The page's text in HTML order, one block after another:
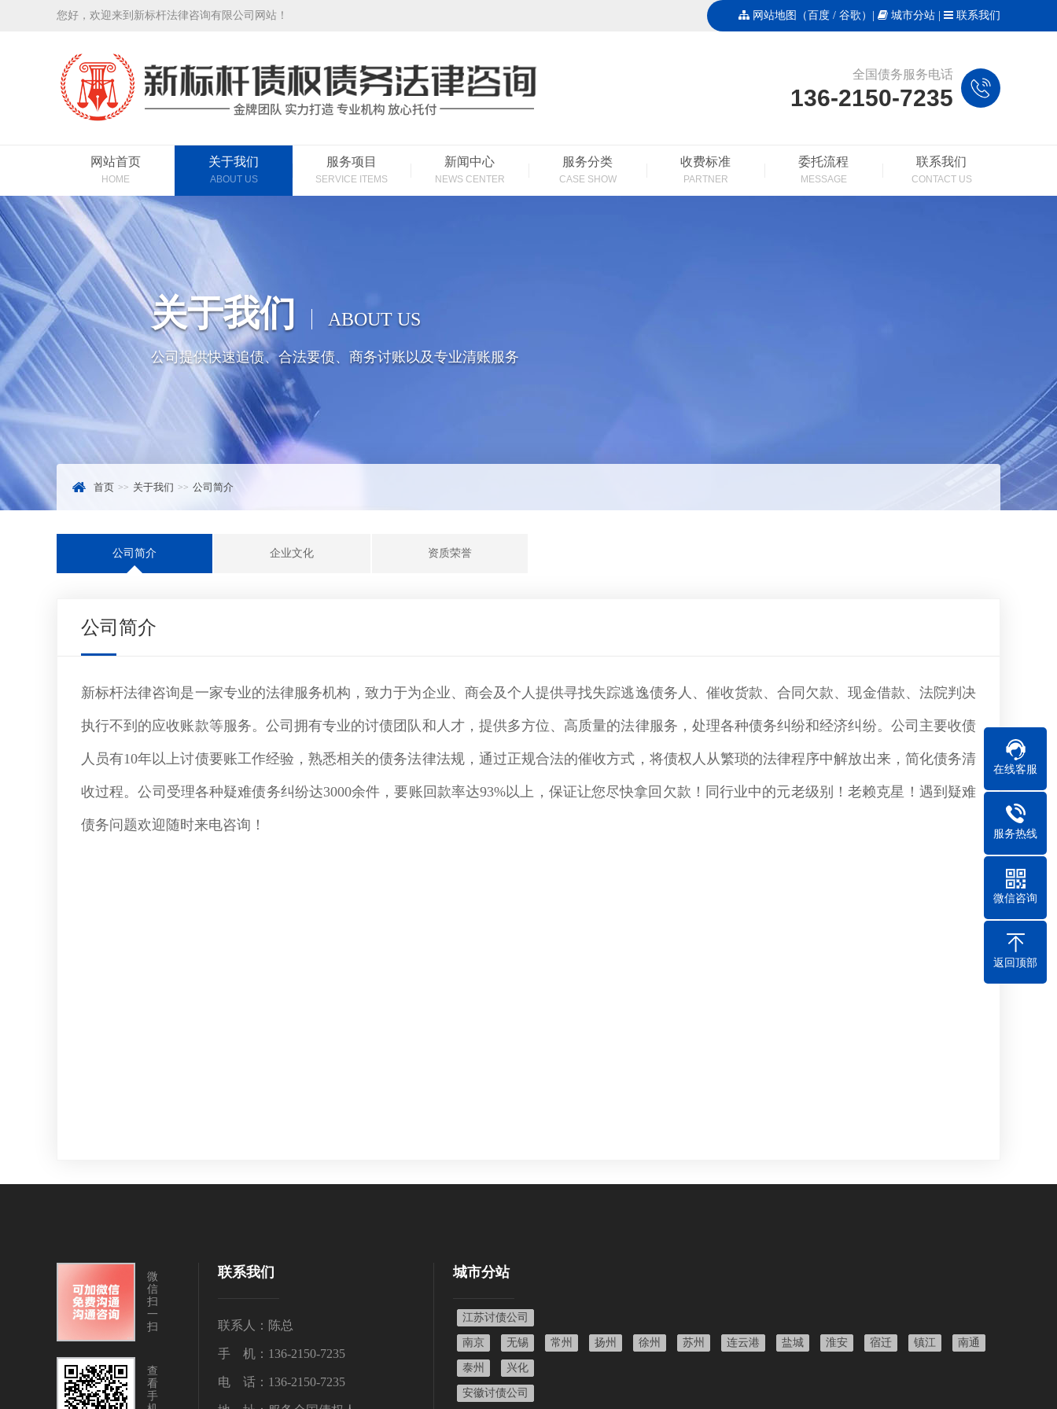
您好，欢迎来到新标杆法律咨询有限公司网站！ 网站地图 （百度 / 谷歌 ）| 城市分站 联系我们
全国债务服务电话
136-2150-7235
网站首页
HOME
关于我们
ABOUT US
服务项目
SERVICE ITEMS
新闻中心
NEWS CENTER
服务分类
CASE SHOW
收费标准
PARTNER
委托流程
MESSAGE
联系我们
CONTACT US
关于我们 ABOUT US
公司提供快速追债、合法要债、商务讨账以及专业清账服务
首页 关于我们 公司简介
公司简介 企业文化 资质荣誉
公司简介
新标杆法律咨询是一家专业的法律服务机构，致力于为企业、商会及个人提供寻找失踪逃逸债务人、催收货款、合同欠款、现金借款、法院判决
执行不到的应收账款等服务。公司拥有专业的讨债团队和人才，提供多方位、高质量的法律服务，处理各种债务纠纷和经济纠纷。公司主要收债
人员有10年以上讨债要账工作经验，熟悉相关的债务法律法规，通过正规合法的催收方式，将债权人从繁琐的法律程序中解放出来，简化债务清
收过程。公司受理各种疑难债务纠纷达3000余件，要账回款率达93%以上，保证让您尽快拿回欠款！同行业中的元老级别！老赖克星！遇到疑难
债务问题欢迎随时来电咨询！
微
信
扫
一
扫
查
看
手
联系我们
联系人：陈总
手 机：136-2150-7235
电 话：136-2150-7235
城市分站
江苏讨债公司
南京 无锡 常州 扬州 徐州 苏州 连云港 盐城 淮安 宿迁 镇江 南通
泰州 兴化
安徽讨债公司
在线客服
服务热线
微信咨询
返回顶部